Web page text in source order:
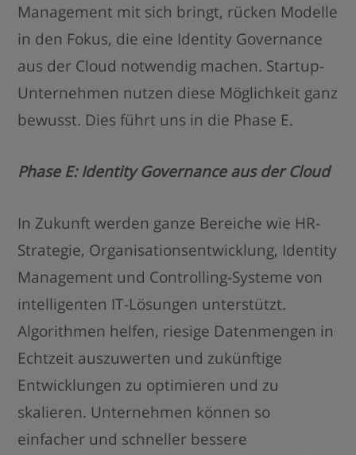
Management mit sich bringt, rücken Modelle
in den Fokus, die eine Identity Governance
aus der Cloud notwendig machen. Startup-
Unternehmen nutzen diese Möglichkeit ganz
bewusst. Dies führt uns in die Phase E.
Phase E: Identity Governance aus der Cloud
In Zukunft werden ganze Bereiche wie HR-
Strategie, Organisationsentwicklung, Identity
Management und Controlling-Systeme von
intelligenten IT-Lösungen unterstützt.
Algorithmen helfen, riesige Datenmengen in
Echtzeit auszuwerten und zukünftige
Entwicklungen zu optimieren und zu
skalieren. Unternehmen können so
einfacher und schneller bessere